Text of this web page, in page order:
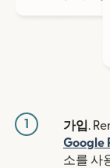
1 가입.
Google
소를 사